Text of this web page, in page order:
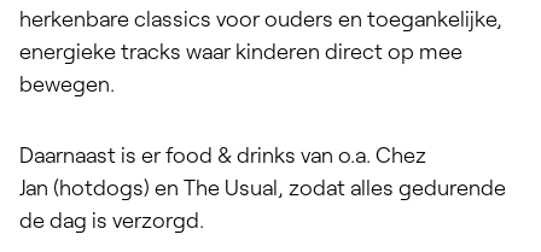
herkenbare classics voor ouders en toegankelijke,
energieke tracks waar kinderen direct op mee
bewegen.
Daarnaast is er food & drinks van o.a. Chez
Jan (hotdogs) en The Usual, zodat alles gedurende
de dag is verzorgd.